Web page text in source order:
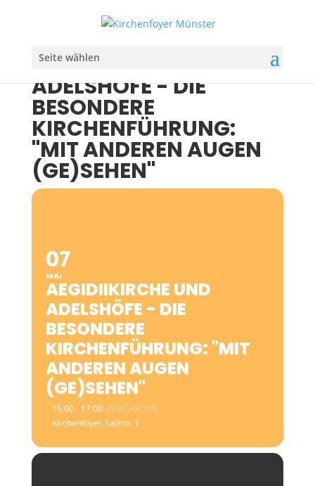
Seite wählen
AEGIDIIKIRCHE UND
ADELSHÖFE - DIE
BESONDERE
KIRCHENFÜHRUNG:
"MIT ANDEREN AUGEN
(GE)SEHEN"
07
MAI
AEGIDIIKIRCHE UND
ADELSHÖFE - DIE
BESONDERE
KIRCHENFÜHRUNG: "MIT
ANDEREN AUGEN
(GE)SEHEN"
15:00 - 17:00 (GMT+02:00)
Kirchenfoyer, Salzstr. 1